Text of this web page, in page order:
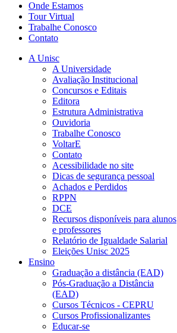
Onde Estamos
Tour Virtual
Trabalhe Conosco
Contato
A Unisc
A Universidade
Avaliação Institucional
Concursos e Editais
Editora
Estrutura Administrativa
Ouvidoria
Trabalhe Conosco
VoltarE
Contato
Acessibilidade no site
Dicas de segurança pessoal
Achados e Perdidos
RPPN
DCE
Recursos disponíveis para alunos
e professores
Relatório de Igualdade Salarial
Eleições Unisc 2025
Ensino
Graduação a distância (EAD)
Pós-Graduação a Distância
(EAD)
Cursos Técnicos - CEPRU
Cursos Profissionalizantes
Educar-se